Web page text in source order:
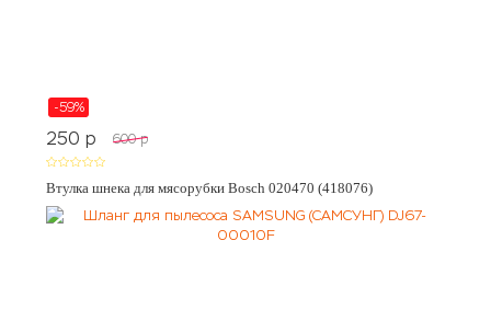
-59%
250 p 600 p
Втулка шнека для мясорубки Bosch 020470 (418076)